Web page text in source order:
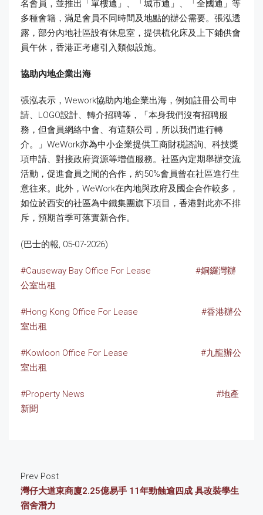
名會員，並推出「單樓通」、「城市通」、「全國通」等
多種會籍，滿足會員不同時間及地點的辦公需要。張泓透
露，部分內地社區設有休息室，提供梳化床及上下鋪供會
員午休，香港正考慮引入類似設施。
協助內地企業出海
張泓表示，Wework協助內地企業出海，例如註冊公司申
請、LOGO設計、轉介招聘等，「本身我們沒有招聘服
務，但會員網絡中會、有這類公司，所以我們進行轉
介。」WeWork亦為中小企業提供工商財税諮詢、科技獎
項申請、對接政府資源等增值服務。社區內定期舉辦交流
活動，促進會員之間的合作，約50%會員曾在社區進行生
意往來。此外，WeWork在內地與政府及國企合作較多，
如位於西安的社區為中鐵集團旗下項目，香港對此亦不排
斥，預期首季可落實新合作。
(巴士的報, 05-07-2026)
#Causeway Bay Office For Lease
#銅鑼灣辦
公室出租
#Hong Kong Office For Lease
#香港辦公
室出租
#Kowloon Office For Lease
#九龍辦公
室出租
#Property News
#地產
新聞
Prev Post
灣仔大道東商廈2.25億易手 11年勁蝕逾四成 具改裝學生
宿舍潛力